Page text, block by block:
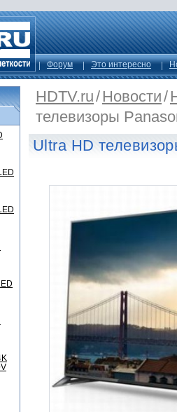
Форум Это интересно
HDTV.ru/Новости/
телевизоры
Ultra HD